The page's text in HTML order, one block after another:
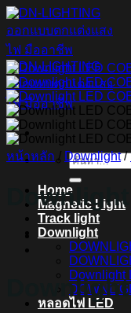
ข้าม
ไป
ยัง
เนื้อหา
ค้นหา:
Home
Magnetic Light
Track light
Downlight
Downlight
หลอดไฟ LED
หน้าหลัก / Downlight /